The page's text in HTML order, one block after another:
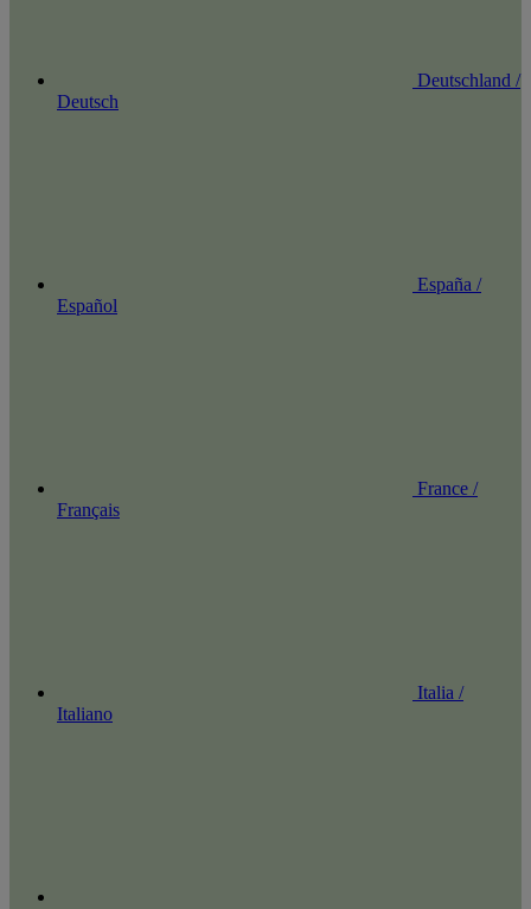
Deutschland /
Deutsch
España /
Español
France /
Français
Italia /
Italiano